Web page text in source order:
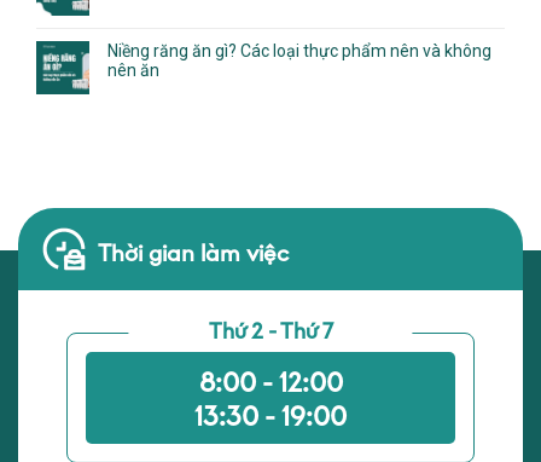
Niềng răng ăn gì? Các loại thực phẩm nên và không
nên ăn
Thời gian làm việc
Thứ 2 - Thứ 7
8:00 - 12:00
13:30 - 19:00